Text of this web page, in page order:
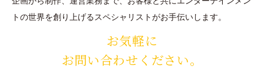
トの世界を創り上げるスペシャリストがお手伝いします。
お気軽に
お問い合わせください。